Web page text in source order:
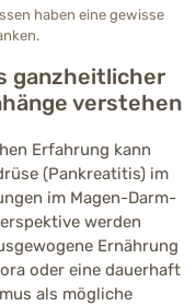
haben eine gewisse
ganzheitlicher
verstehen
Erfahrung kann
(Pankreatitis) im
im Magen-Darm-
werden
Ernährung
oder eine dauerhaft
als mögliche